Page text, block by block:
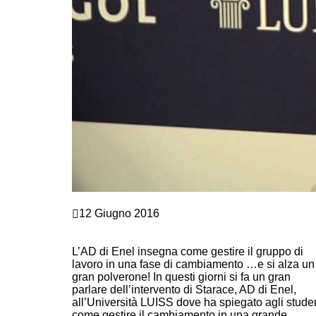
12 Giugno 2016
L’AD di Enel insegna come gestire il gruppo di
lavoro in una fase di cambiamento …e si alza un
gran polverone! In questi giorni si fa un gran
parlare dell’intervento di Starace, AD di Enel,
all’Università LUISS dove ha spiegato agli